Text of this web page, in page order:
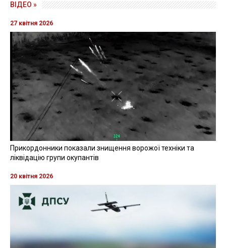
ВІДЕО »
27 квітня 2026
Прикордонники показали знищення ворожої техніки та
ліквідацію групи окупантів
20 квітня 2026